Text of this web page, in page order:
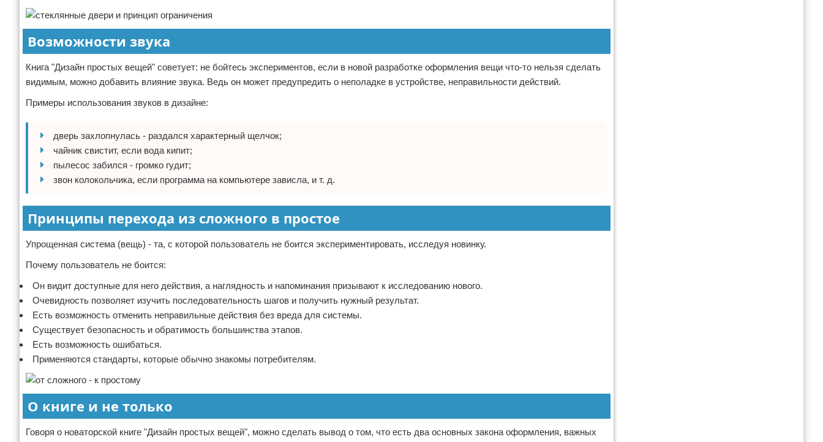
Возможности звука
Книга "Дизайн простых вещей" советует: не бойтесь экспериментов, если в новой разработке оформления вещи что-то нельзя сделать
видимым, можно добавить влияние звука. Ведь он может предупредить о неполадке в устройстве, неправильности действий.
Примеры использования звуков в дизайне:
дверь захлопнулась - раздался характерный щелчок;
чайник свистит, если вода кипит;
пылесос забился - громко гудит;
звон колокольчика, если программа на компьютере зависла, и т. д.
Принципы перехода из сложного в простое
Упрощенная система (вещь) - та, с которой пользователь не боится экспериментировать, исследуя новинку.
Почему пользователь не боится:
Он видит доступные для него действия, а наглядность и напоминания призывают к исследованию нового.
Очевидность позволяет изучить последовательность шагов и получить нужный результат.
Есть возможность отменить неправильные действия без вреда для системы.
Существует безопасность и обратимость большинства этапов.
Есть возможность ошибаться.
Применяются стандарты, которые обычно знакомы потребителям.
О книге и не только
Говоря о новаторской книге "Дизайн простых вещей", можно сделать вывод о том, что есть два основных закона оформления, важных